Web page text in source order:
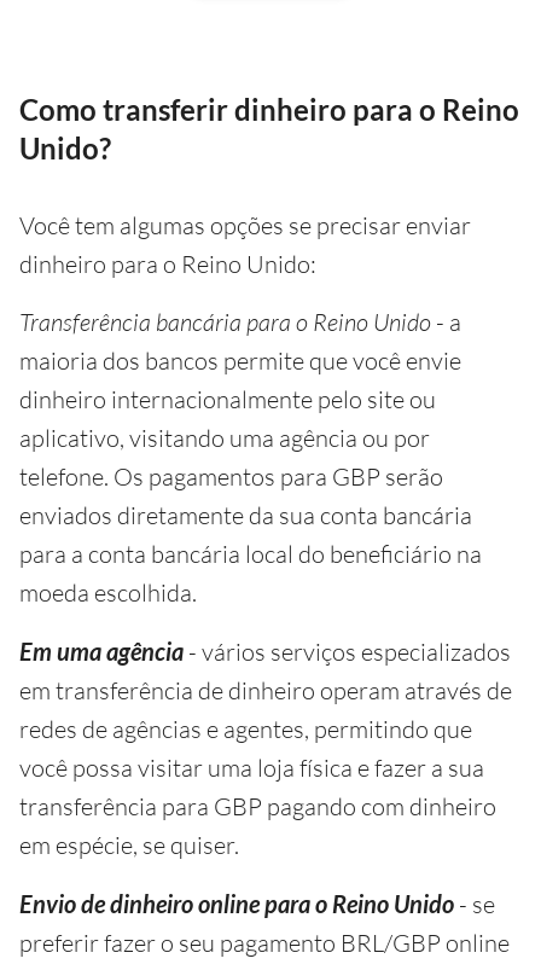
Como transferir dinheiro para o Reino
Unido?
Você tem algumas opções se precisar enviar
dinheiro para o Reino Unido:
Transferência bancária para o Reino Unido - a
maioria dos bancos permite que você envie
dinheiro internacionalmente pelo site ou
aplicativo, visitando uma agência ou por
telefone. Os pagamentos para GBP serão
enviados diretamente da sua conta bancária
para a conta bancária local do beneficiário na
moeda escolhida.
Em uma agência - vários serviços especializados
em transferência de dinheiro operam através de
redes de agências e agentes, permitindo que
você possa visitar uma loja física e fazer a sua
transferência para GBP pagando com dinheiro
em espécie, se quiser.
Envio de dinheiro online para o Reino Unido - se
preferir fazer o seu pagamento BRL/GBP online